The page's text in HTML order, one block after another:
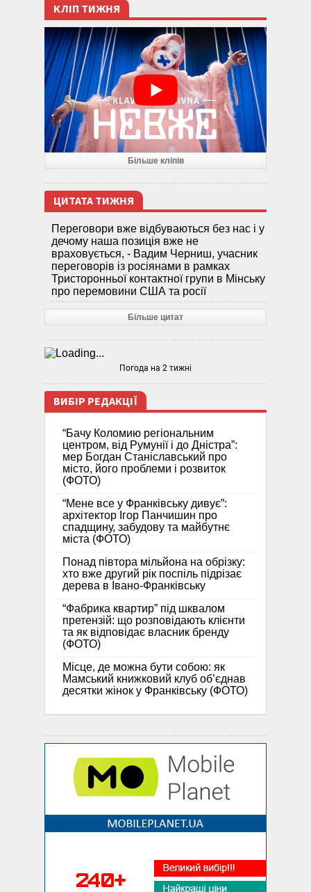
КЛІП ТИЖНЯ
Більше кліпів
ЦИТАТА ТИЖНЯ
Переговори вже відбуваються без нас і у
дечому наша позиція вже не
враховується, - Вадим Черниш, учасник
переговорів із росіянами в рамках
Тристоронньої контактної групи в Мінську
про перемовини США та росії
Більше цитат
Погода на 2 тижні
ВИБІР РЕДАКЦІЇ
“Бачу Коломию регіональним
центром, від Румунії і до Дністра”:
мер Богдан Станіславський про
місто, його проблеми і розвиток
(ФОТО)
“Мене все у Франківську дивує”:
архітектор Ігор Панчишин про
спадщину, забудову та майбутнє
міста (ФОТО)
Понад півтора мільйона на обрізку:
хто вже другий рік поспіль підрізає
дерева в Івано-Франківську
“Фабрика квартир” під шквалом
претензій: що розповідають клієнти
та як відповідає власник бренду
(ФОТО)
Місце, де можна бути собою: як
Мамський книжковий клуб об’єднав
десятки жінок у Франківську (ФОТО)